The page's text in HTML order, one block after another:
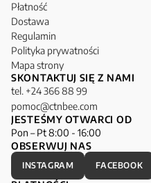
Płatność
Dostawa
Regulamin
Polityka prywatności
Mapa strony
SKONTAKTUJ SIĘ Z NAMI
tel. +24 366 88 99
pomoc@ctnbee.com
JESTEŚMY OTWARCI OD
Pon – Pt 8:00 - 16:00
OBSERWUJ NAS
INSTAGRAM FACEBOOK